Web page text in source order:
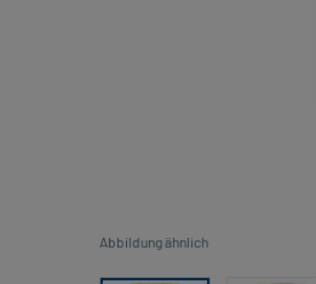
Abbildung ähnlich